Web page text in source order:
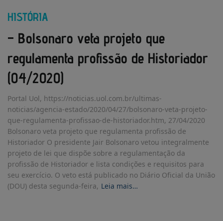
HISTÓRIA
– Bolsonaro veta projeto que
regulamenta profissão de Historiador
(04/2020)
Portal Uol, https://noticias.uol.com.br/ultimas-
noticias/agencia-estado/2020/04/27/bolsonaro-veta-projeto-
que-regulamenta-profissao-de-historiador.htm, 27/04/2020
Bolsonaro veta projeto que regulamenta profissão de
Historiador O presidente Jair Bolsonaro vetou integralmente
projeto de lei que dispõe sobre a regulamentação da
profissão de Historiador e lista condições e requisitos para
seu exercício. O veto está publicado no Diário Oficial da União
(DOU) desta segunda-feira, Leia mais…